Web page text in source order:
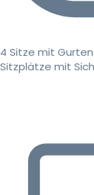
4 Sitze mit Gurten
Sitzplätze mit